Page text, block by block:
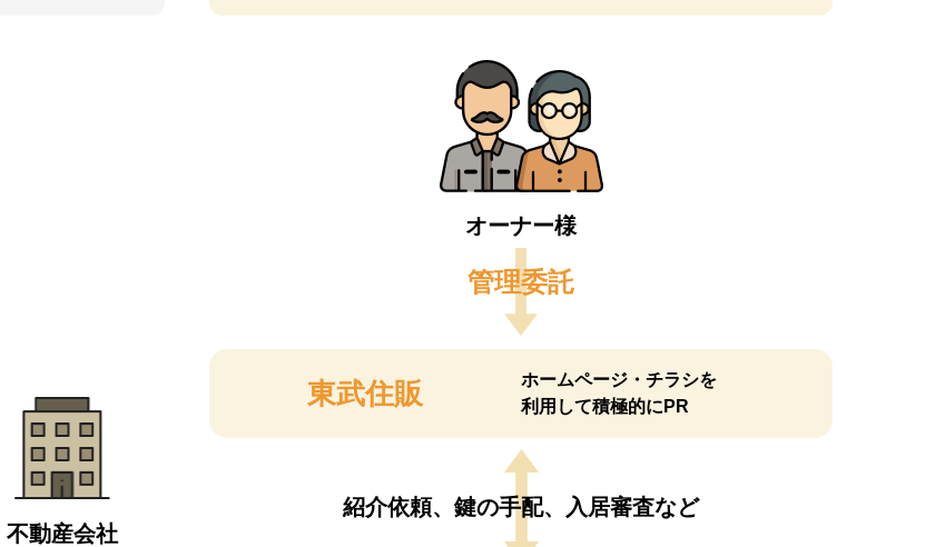
不動産会社
オーナー様
管理委託
東武住販
ホームページ・チラシを
利用して積極的にPR
紹介依頼、鍵の手配、入居審査など